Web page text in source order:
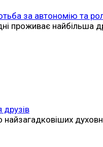
за автономію та
проживає найбільша
друзів
найзагадковіших